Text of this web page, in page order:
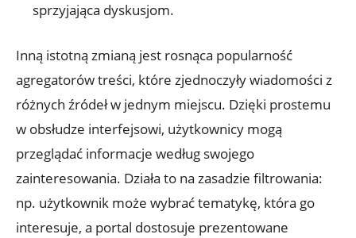
sprzyjająca dyskusjom.
Inną istotną zmianą jest rosnąca popularność
agregatorów treści, które zjednoczyły wiadomości z
różnych źródeł w jednym miejscu. Dzięki prostemu
w obsłudze interfejsowi, użytkownicy mogą
przeglądać informacje według swojego
zainteresowania. Działa to na zasadzie filtrowania:
np. użytkownik może wybrać tematykę, która go
interesuje, a portal dostosuje prezentowane